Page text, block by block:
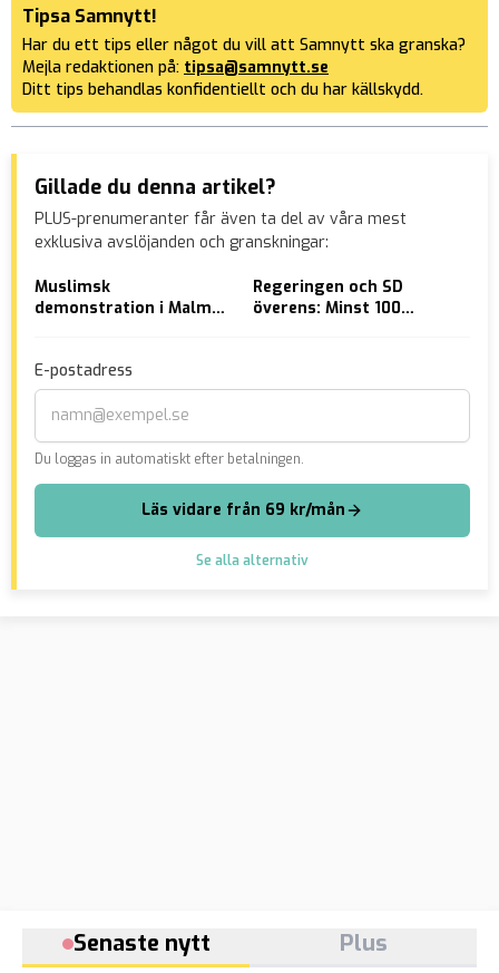
Tipsa Samnytt!
Har du ett tips eller något du vill att Samnytt ska granska?
Mejla redaktionen på: tipsa@samnytt.se
Ditt tips behandlas konfidentiellt och du har källskydd.
Gillade du denna artikel?
PLUS-prenumeranter får även ta del av våra mest
exklusiva avslöjanden och granskningar:
Muslimsk
demonstration i Malmö
närmar sig”
Regeringen och SD
överens: Minst 100
E-postadress
Du loggas in automatiskt efter betalningen.
Läs vidare från 69 kr/mån
Se alla alternativ
Senaste nytt Plus